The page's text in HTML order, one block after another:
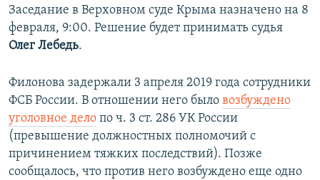
Заседание в Верховном суде Крыма назначено на 8
февраля, 9:00. Решение будет принимать судья
Олег Лебедь.
Филонова задержали 3 апреля 2019 года сотрудники
ФСБ России. В отношении него было возбуждено
уголовное дело по ч. 3 ст. 286 УК России
(превышение должностных полномочий с
причинением тяжких последствий). Позже
сообщалось, что против него возбуждено еще одно